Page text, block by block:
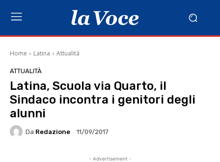
Home Latina Attualità
ATTUALITÀ
Latina, Scuola via Quarto, il
Sindaco incontra i genitori degli
alunni
Da Redazione 11/09/2017
- Advertisement -